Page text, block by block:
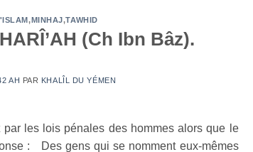
,MINHAJ,TAWHID
(Ch Ibn Bâz).
AH PAR KHALÎL DU YÉMEN
les lois pénales des hommes alors que le
: Des gens qui se nomment eux-mêmes